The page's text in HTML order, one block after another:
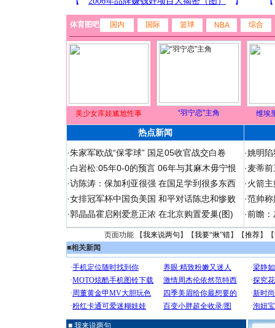
体育图吧 国内 国际 篮球 NBA 综合
美少女库娃尴尬性事 “羽宁恋”主角 维埃
热点新闻
·朱家军欧战“保零球” 国足05收官战交白卷
·白岩松:05年0-0的预言 06年与其麻木毋宁恨
·访陈涛：保加利亚很强 在国足学到很多东西
·女排冠军杯中国负美国 和平对话陈忠和惨败
·郭晶晶霍启刚爱意正浓 在北京购置爱巢(图)
·姚明
·麦蒂
·火箭
·范帅
·前瞻
页面功能 【我来说两句 】【我要“揪”错】【推荐】
■相关新闻
■ 我来说两句